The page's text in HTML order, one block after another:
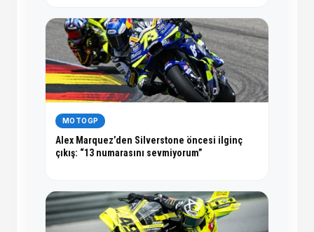
MOTOGP
Alex Marquez’den Silverstone öncesi ilginç
çıkış: “13 numarasını sevmiyorum”